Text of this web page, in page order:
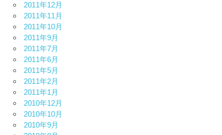
2011年12月
2011年11月
2011年10月
2011年9月
2011年7月
2011年6月
2011年5月
2011年2月
2011年1月
2010年12月
2010年10月
2010年9月